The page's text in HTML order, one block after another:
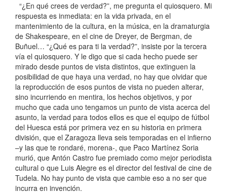
“¿En qué crees de verdad?”, me pregunta el quiosquero. Mi
respuesta es inmediata: en la vida privada, en el
mantenimiento de la cultura, en la música, en la dramaturgia
de Shakespeare, en el cine de Dreyer, de Bergman, de
Buñuel… “¿Qué es para ti la verdad?”, insiste por la tercera
vía el quiosquero. Y le digo que si cada hecho puede ser
mirado desde puntos de vista distintos, que extinguen la
posibilidad de que haya una verdad, no hay que olvidar que
la reproducción de esos puntos de vista no pueden alterar,
sino incurriendo en mentira, los hechos objetivos, y por
mucho que cada uno tengamos un punto de vista acerca del
asunto, la verdad para todos ellos es que el equipo de fútbol
del Huesca está por primera vez en su historia en primera
división, que el Zaragoza lleva seis temporadas en el infierno
–y las que te rondaré, morena-, que Paco Martínez Soria
murió, que Antón Castro fue premiado como mejor periodista
cultural o que Luis Alegre es el director del festival de cine de
Tudela. No hay punto de vista que cambie eso a no ser que
incurra en invención.